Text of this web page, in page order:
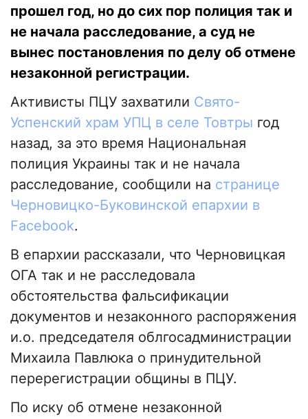
прошел год, но до сих пор полиция так и
не начала расследование, а суд не
вынес постановления по делу об отмене
незаконной регистрации.
Активисты ПЦУ захватили Свято-
Успенский храм УПЦ в селе Товтры год
назад, за это время Национальная
полиция Украины так и не начала
расследование, сообщили на странице
Черновицко-Буковинской епархии в
Facebook.
В епархии рассказали, что Черновицкая
ОГА так и не расследовала
обстоятельства фальсификации
документов и незаконного распоряжения
и.о. председателя облгосадминистрации
Михаила Павлюка о принудительной
перерегистрации общины в ПЦУ.
По иску об отмене незаконной